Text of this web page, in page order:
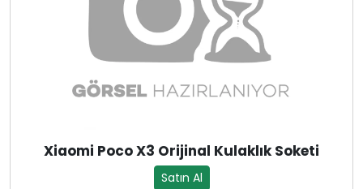
Xiaomi Poco X3 Orijinal Kulaklık Soketi
Satın Al